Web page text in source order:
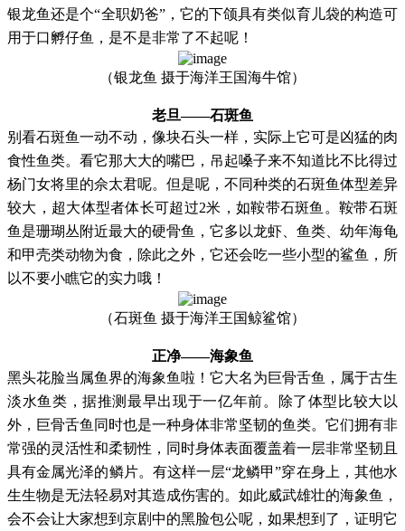
银龙鱼还是个“全职奶爸”，它的下颌具有类似育儿袋的构造可
用于口孵仔鱼，是不是非常了不起呢！
（银龙鱼 摄于海洋王国海牛馆）
老旦——石斑鱼
别看石斑鱼一动不动，像块石头一样，实际上它可是凶猛的肉
食性鱼类。看它那大大的嘴巴，吊起嗓子来不知道比不比得过
杨门女将里的佘太君呢。但是呢，不同种类的石斑鱼体型差异
较大，超大体型者体长可超过2米，如鞍带石斑鱼 。鞍带石斑
鱼是珊瑚丛附近最大的硬骨鱼，它多以龙虾、鱼类、幼年海龟
和甲壳类动物为食，除此之外，它还会吃一些小型的鲨鱼，所
以不要小瞧它的实力哦！
（石斑鱼 摄于海洋王国鲸鲨馆）
正净——海象鱼
黑头花脸当属鱼界的海象鱼啦 ！它大名为巨骨舌鱼，属于古生
淡水鱼类，据推测最早出现于一亿年前。除了体型比较大以
外，巨骨舌鱼同时也是一种身体非常坚韧的鱼类。它们拥有非
常强的灵活性和柔韧性，同时身体表面覆盖着一层非常坚韧且
具有金属光泽的鳞片。有这样一层“龙鳞甲”穿在身上，其他水
生生物是无法轻易对其造成伤害的。如此威武雄壮的海象鱼，
会不会让大家想到京剧中的黑脸包公呢，如果想到了，证明它